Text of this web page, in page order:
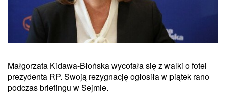
Małgorzata Kidawa-Błońska wycofała się z walki o fotel
prezydenta RP. Swoją rezygnację ogłosiła w piątek rano
podczas briefingu w Sejmie.